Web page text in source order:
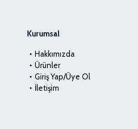
Kurumsal
Hakkımızda
Ürünler
Giriş Yap/Üye Ol
İletişim